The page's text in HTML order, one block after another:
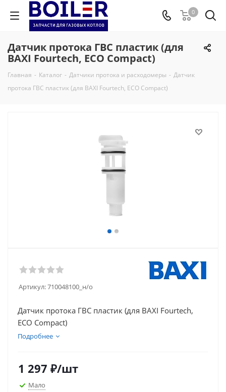
0
Датчик протока ГВС пластик (для
BAXI Fourtech, ECO Compact)
Главная - Каталог - Датчики протока и расходомеры - Датчик
протока ГВС пластик (для BAXI Fourtech, ECO Compact)
Артикул:710048100_н/о
Датчик протока ГВС пластик (для BAXI Fourtech,
ECO Compact)
Подробнее
1 297 ₽/шт
Мало